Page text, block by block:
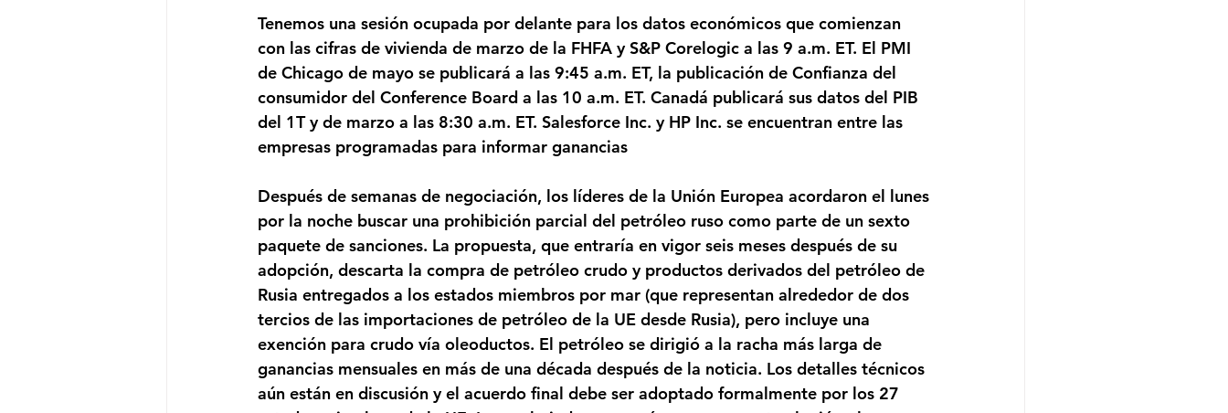
Tenemos una sesión ocupada por delante para los datos económicos que comienzan
con las cifras de vivienda de marzo de la FHFA y S&P Corelogic a las 9 a.m. ET. El PMI
de Chicago de mayo se publicará a las 9:45 a.m. ET, la publicación de Confianza del
consumidor del Conference Board a las 10 a.m. ET. Canadá publicará sus datos del PIB
del 1T y de marzo a las 8:30 a.m. ET. Salesforce Inc. y HP Inc. se encuentran entre las
empresas programadas para informar ganancias
Después de semanas de negociación, los líderes de la Unión Europea acordaron el lunes
por la noche buscar una prohibición parcial del petróleo ruso como parte de un sexto
paquete de sanciones. La propuesta, que entraría en vigor seis meses después de su
adopción, descarta la compra de petróleo crudo y productos derivados del petróleo de
Rusia entregados a los estados miembros por mar (que representan alrededor de dos
tercios de las importaciones de petróleo de la UE desde Rusia), pero incluye una
exención para crudo vía oleoductos. El petróleo se dirigió a la racha más larga de
ganancias mensuales en más de una década después de la noticia. Los detalles técnicos
aún están en discusión y el acuerdo final debe ser adoptado formalmente por los 27